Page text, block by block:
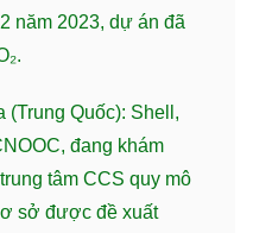
năm 2023, dự án đã
(Trung Quốc): Shell,
đang khám
tâm CCS quy mô
sở được đề xuất